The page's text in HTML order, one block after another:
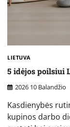
LIETUVA
5 idėjos poilsiui
2026 10 Balandžio
Kasdienybės
kupinos darbo